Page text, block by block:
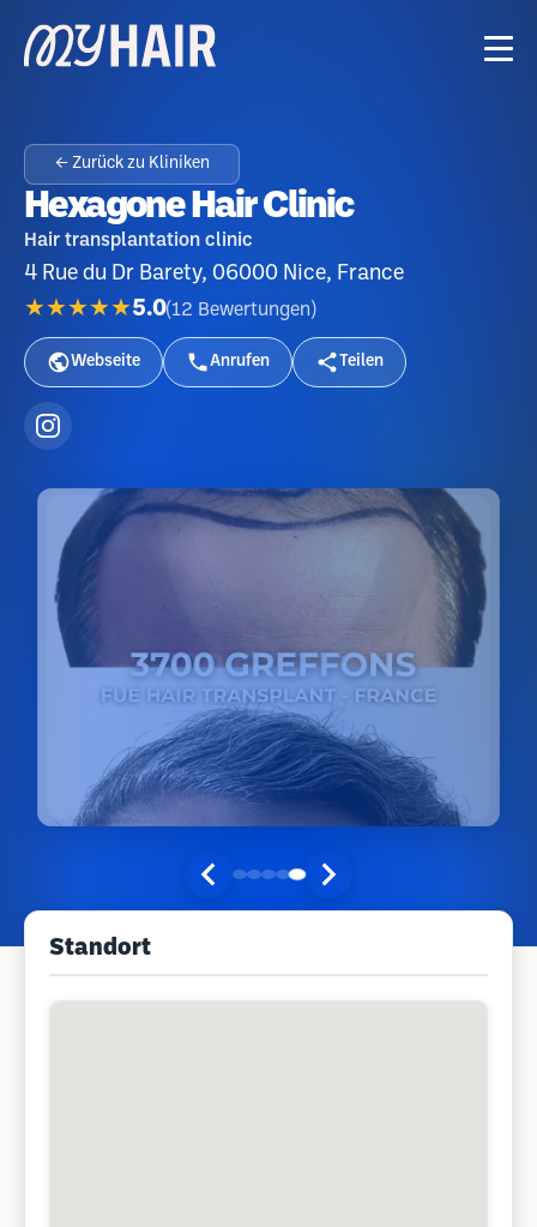
← Zurück zu Kliniken
Hexagone Hair Clinic
Hair transplantation clinic
4 Rue du Dr Barety, 06000 Nice, France
★★★★★5.0(12 Bewertungen )
Webseite Anrufen Teilen
Standort